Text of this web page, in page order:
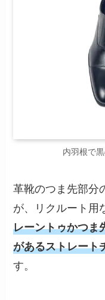
内羽根で
革靴のつま先部分
が、リクルート用
レーントゥかつま
があるストレート
す。